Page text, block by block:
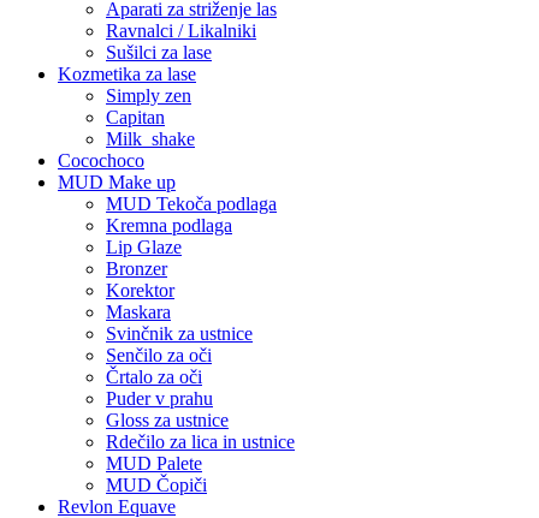
Aparati za striženje las
Ravnalci / Likalniki
Sušilci za lase
Kozmetika za lase
Simply zen
Capitan
Milk_shake
Cocochoco
MUD Make up
MUD Tekoča podlaga
Kremna podlaga
Lip Glaze
Bronzer
Korektor
Maskara
Svinčnik za ustnice
Senčilo za oči
Črtalo za oči
Puder v prahu
Gloss za ustnice
Rdečilo za lica in ustnice
MUD Palete
MUD Čopiči
Revlon Equave